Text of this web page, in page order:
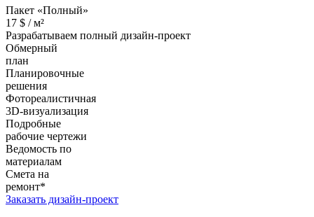
Пакет «Полный»
17 $ /м²
Разрабатываем полный дизайн-проект
Обмерный
план
Планировочные
решения
Фотореалистичная
3D-визуализация
Подробные
рабочие чертежи
Ведомость по
материалам
Смета на
ремонт*
Заказать дизайн-проект